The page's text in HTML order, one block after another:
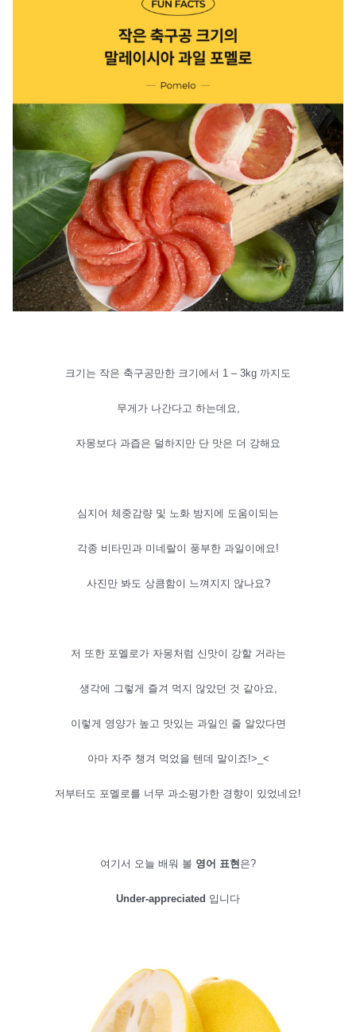
크기는 작은 축구공만한 크기에서 1 – 3kg 까지도
무게가 나간다고 하는데요,
자몽보다 과즙은 덜하지만 단 맛은 더 강해요
심지어 체중감량 및 노화 방지에 도움이되는
각종 비타민과 미네랄이 풍부한 과일이에요!
사진만 봐도 상큼함이 느껴지지 않나요?
저 또한 포멜로가 자몽처럼 신맛이 강할 거라는
생각에 그렇게 즐겨 먹지 않았던 것 같아요,
이렇게 영양가 높고 맛있는 과일인 줄 알았다면
아마 자주 챙겨 먹었을 텐데 말이죠!>_<
저부터도 포멜로를 너무 과소평가한 경향이 있었네요!
여기서 오늘 배워 볼 영어 표현은?
Under-appreciated 입니다